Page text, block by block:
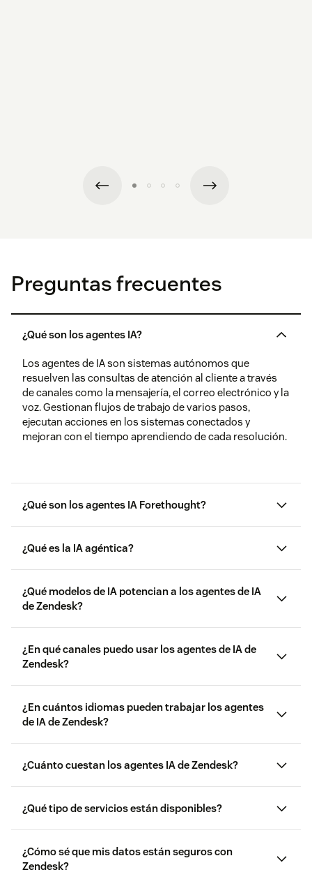
Preguntas frecuentes
¿Qué son los agentes IA?
Los agentes de IA son sistemas autónomos que
resuelven las consultas de atención al cliente a través
de canales como la mensajería, el correo electrónico y la
voz. Gestionan flujos de trabajo de varios pasos,
ejecutan acciones en los sistemas conectados y
mejoran con el tiempo aprendiendo de cada resolución.
¿Qué son los agentes IA Forethought?
¿Qué es la IA agéntica?
¿Qué modelos de IA potencian a los agentes de IA
de Zendesk?
¿En qué canales puedo usar los agentes de IA de
Zendesk?
¿En cuántos idiomas pueden trabajar los agentes
de IA de Zendesk?
¿Cuánto cuestan los agentes IA de Zendesk?
Permiso de resolución:Tu plan de servicio incluye
una asignación que puedes utilizar para cubrir el
¿Qué tipo de servicios están disponibles?
¿Cómo sé que mis datos están seguros con
Zendesk?